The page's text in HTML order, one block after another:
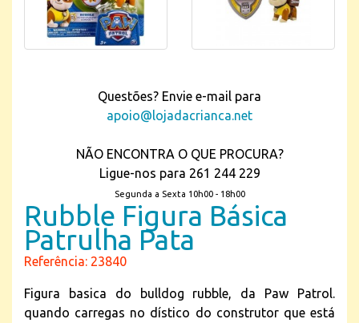
Questões? Envie e-mail para
apoio@lojadacrianca.net
NÃO ENCONTRA O QUE PROCURA?
Ligue-nos para 261 244 229
Segunda a Sexta 10h00 - 18h00
Rubble Figura Básica
Patrulha Pata
Referência: 23840
Figura basica do bulldog rubble, da Paw Patrol.
quando carregas no dístico do construtor que está